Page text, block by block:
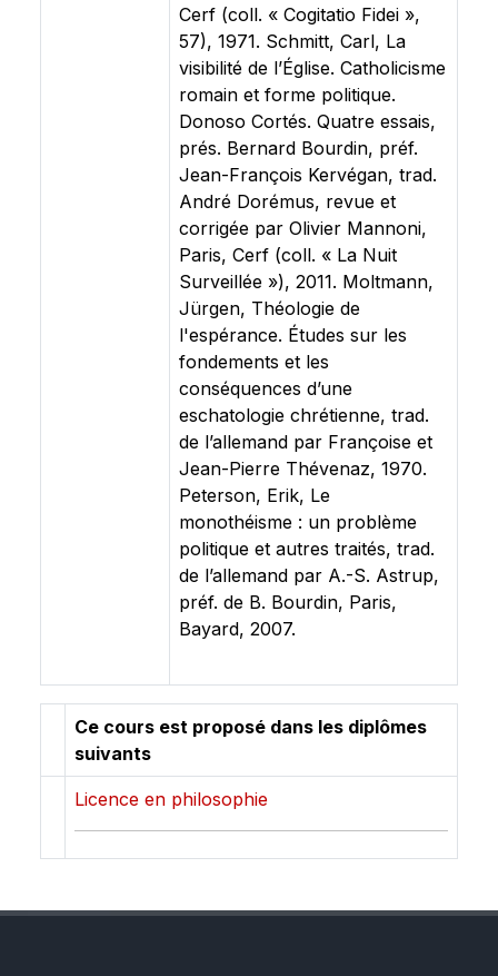
Cerf (coll. « Cogitatio Fidei »,
57), 1971. Schmitt, Carl, La
visibilité de l’Église. Catholicisme
romain et forme politique.
Donoso Cortés. Quatre essais,
prés. Bernard Bourdin, préf.
Jean-François Kervégan, trad.
André Dorémus, revue et
corrigée par Olivier Mannoni,
Paris, Cerf (coll. « La Nuit
Surveillée »), 2011. Moltmann,
Jürgen, Théologie de
l'espérance. Études sur les
fondements et les
conséquences d’une
eschatologie chrétienne, trad.
de l’allemand par Françoise et
Jean-Pierre Thévenaz, 1970.
Peterson, Erik, Le
monothéisme : un problème
politique et autres traités, trad.
de l’allemand par A.-S. Astrup,
préf. de B. Bourdin, Paris,
Bayard, 2007.
Ce cours est proposé dans les diplômes
suivants
Licence en philosophie